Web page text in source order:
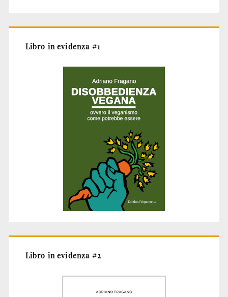
Libro in evidenza #1
Libro in evidenza #2